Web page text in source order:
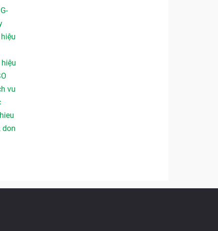
hiệu
hiệu
vu
hieu
don